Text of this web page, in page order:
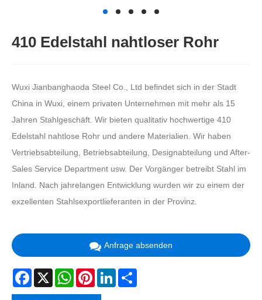
410 Edelstahl nahtloser Rohr
Wuxi Jianbanghaoda Steel Co., Ltd befindet sich in der Stadt
China in Wuxi, einem privaten Unternehmen mit mehr als 15
Jahren Stahlgeschäft. Wir bieten qualitativ hochwertige 410
Edelstahl nahtlose Rohr und andere Materialien. Wir haben
Vertriebsabteilung, Betriebsabteilung, Designabteilung und After-
Sales Service Department usw. Der Vorgänger betreibt Stahl im
Inland. Nach jahrelangen Entwicklung wurden wir zu einem der
exzellenten Stahlsexportlieferanten in der Provinz.
Anfrage absenden
Facebook
X WhatsAppPinterestLinkedIn